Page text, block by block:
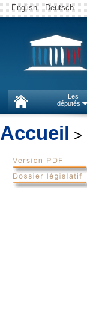
English Deutsch
Les
députés
Accueil >